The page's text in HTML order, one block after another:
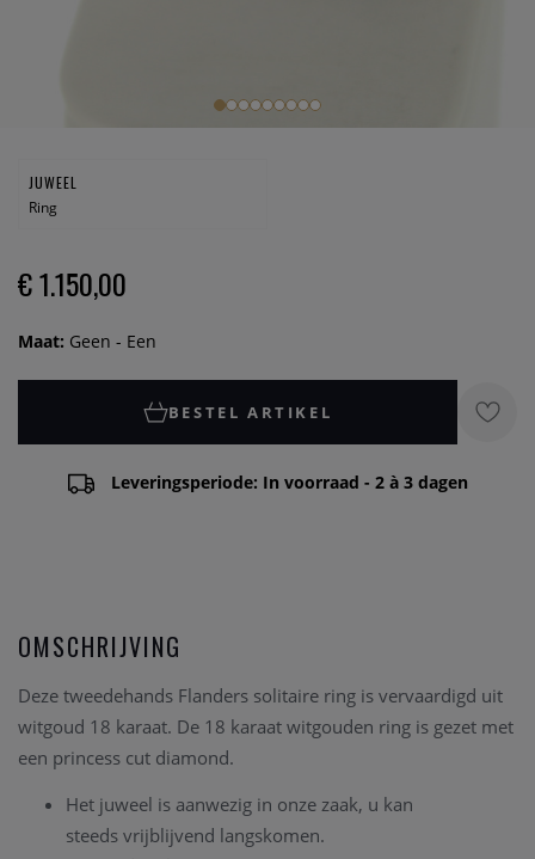
JUWEEL
Ring
€ 1.150,00
Maat: Geen - Een
BESTEL ARTIKEL
Leveringsperiode: In voorraad - 2 à 3 dagen
OMSCHRIJVING
Deze tweedehands Flanders solitaire ring is vervaardigd uit
witgoud 18 karaat. De 18 karaat witgouden ring is gezet met
een princess cut diamond.
Het juweel is aanwezig in onze zaak, u kan
steeds vrijblijvend langskomen.